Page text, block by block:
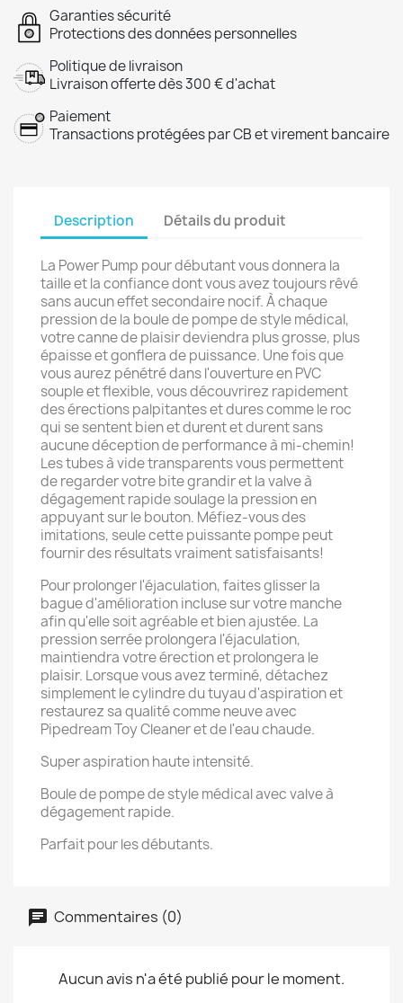
Garanties sécurité
Protections des données personnelles
Politique de livraison
Livraison offerte dès 300 € d'achat
Paiement
Transactions protégées par CB et virement bancaire
Description Détails du produit
La Power Pump pour débutant vous donnera la
taille et la confiance dont vous avez toujours rêvé
sans aucun effet secondaire nocif. À chaque
pression de la boule de pompe de style médical,
votre canne de plaisir deviendra plus grosse, plus
épaisse et gonflera de puissance. Une fois que
vous aurez pénétré dans l'ouverture en PVC
souple et flexible, vous découvrirez rapidement
des érections palpitantes et dures comme le roc
qui se sentent bien et durent et durent sans
aucune déception de performance à mi-chemin!
Les tubes à vide transparents vous permettent
de regarder votre bite grandir et la valve à
dégagement rapide soulage la pression en
appuyant sur le bouton. Méfiez-vous des
imitations, seule cette puissante pompe peut
fournir des résultats vraiment satisfaisants!
Pour prolonger l'éjaculation, faites glisser la
bague d'amélioration incluse sur votre manche
afin qu'elle soit agréable et bien ajustée. La
pression serrée prolongera l'éjaculation,
maintiendra votre érection et prolongera le
plaisir. Lorsque vous avez terminé, détachez
simplement le cylindre du tuyau d'aspiration et
restaurez sa qualité comme neuve avec
Pipedream Toy Cleaner et de l'eau chaude.
Super aspiration haute intensité.
Boule de pompe de style médical avec valve à
dégagement rapide.
Parfait pour les débutants.
Commentaires (0)
Aucun avis n'a été publié pour le moment.